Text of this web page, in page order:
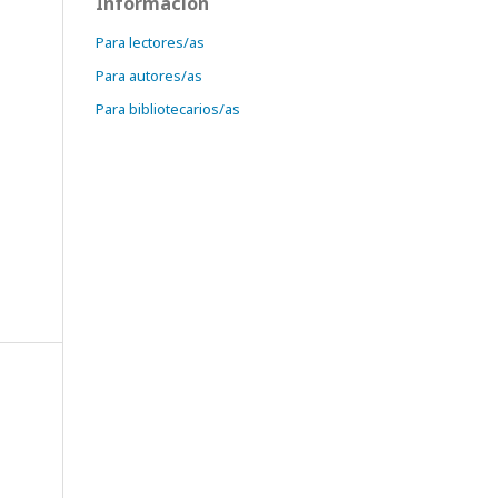
Para lectores/as
Para autores/as
Para bibliotecarios/as